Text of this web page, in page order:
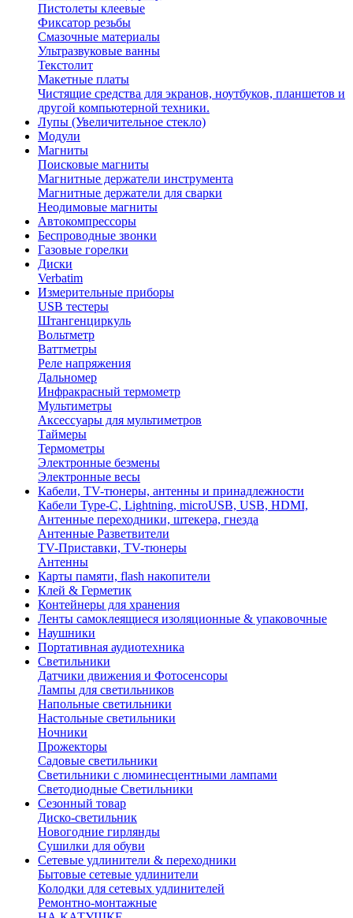
Пистолеты клеевые
Фиксатор резьбы
Смазочные материалы
Ультразвуковые ванны
Текстолит
Макетные платы
Чистящие средства для экранов, ноутбуков, планшетов и
другой компьютерной техники.
Лупы (Увеличительное стекло)
Модули
Магниты
Поисковые магниты
Магнитные держатели инструмента
Магнитные держатели для сварки
Неодимовые магниты
Автокомпрессоры
Беспроводные звонки
Газовые горелки
Диски
Verbatim
Измерительные приборы
USB тестеры
Штангенциркуль
Вольтметр
Ваттметры
Реле напряжения
Дальномер
Инфракрасный термометр
Мультиметры
Аксессуары для мультиметров
Таймеры
Термометры
Электронные безмены
Электронные весы
Кабели, TV-тюнеры, антенны и принадлежности
Кабели Type-C, Lightning, microUSB, USB, HDMI,
Антенные переходники, штекера, гнезда
Антенные Разветвители
TV-Приставки, TV-тюнеры
Антенны
Карты памяти, flash накопители
Клей & Герметик
Контейнеры для хранения
Ленты самоклеящиеся изоляционные & упаковочные
Наушники
Портативная аудиотехника
Светильники
Датчики движения и Фотосенсоры
Лампы для светильников
Напольные светильники
Настольные светильники
Ночники
Прожекторы
Садовые светильники
Светильники с люминесцентными лампами
Светодиодные Светильники
Сезонный товар
Диско-светильник
Новогодние гирлянды
Сушилки для обуви
Сетевые удлинители & переходники
Бытовые сетевые удлинители
Колодки для сетевых удлинителей
Ремонтно-монтажные